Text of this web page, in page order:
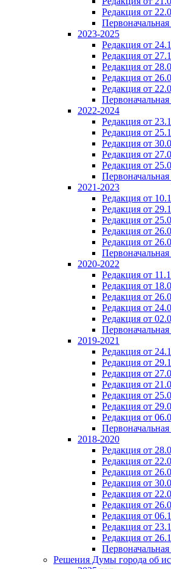
Редакция от
2023-2025
Редакция от
Редакция от
Редакция от
Редакция от
Редакция от
2022-2024
Редакция от
Редакция от
Редакция от
Редакция от
Редакция от
2021-2023
Редакция от
Редакция от
Редакция от
Редакция от
Редакция от
2020-2022
Редакция от
Редакция от
Редакция от
Редакция от
Редакция от
2019-2021
Редакция от
Редакция от
Редакция от
Редакция от
Редакция от
Редакция от
Редакция от
2018-2020
Редакция от
Редакция от
Редакция от
Редакция от
Редакция от
Редакция от
Редакция от
Редакция от
Редакция от
Решения Думы города об